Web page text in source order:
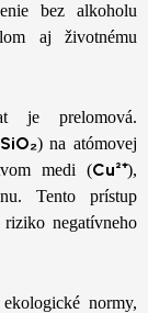
bez alkoholu
aj životnému
je prelomová.
SiO₂) na atómovej
medi (Cu²⁺),
Tento prístup
negatívneho
normy,